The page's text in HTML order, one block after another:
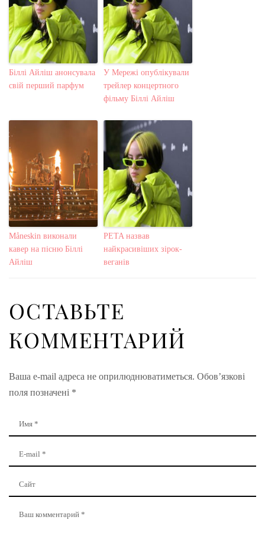
Біллі Айліш анонсувала
свій перший парфум
У Мережі опублікували
трейлер концертного
фільму Біллі Айліш
Måneskin виконали
кавер на пісню Біллі
Айліш
PETA назвав
найкрасивіших зірок-
веганів
ОСТАВЬТЕ
КОММЕНТАРИЙ
Ваша e-mail адреса не оприлюднюватиметься. Обов’язкові
поля позначені *